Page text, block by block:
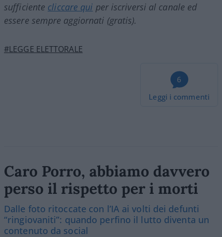
sufficiente cliccare qui per iscriversi al canale ed
essere sempre aggiornati (gratis).
#LEGGE ELETTORALE
6
Leggi i commenti
Caro Porro, abbiamo davvero
perso il rispetto per i morti
Dalle foto ritoccate con l’IA ai volti dei defunti
“ringiovaniti”: quando perfino il lutto diventa un
contenuto da social